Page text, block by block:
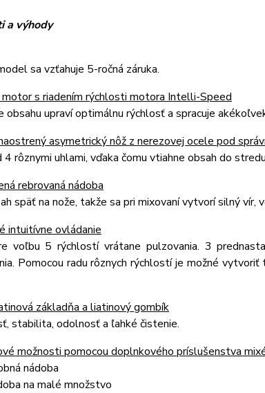
a výhody
sa vzťahuje 5-ročná záruka.
s riadením rýchlosti motora Intelli-Speed
obsahu upraví optimálnu rýchlosť a spracuje
asymetrický nôž z nerezovej ocele pod
4 rôznymi uhlami, vďaka čomu vtiahne obsah do
rebrovaná nádoba
späť na nože, takže sa pri mixovaní vytvorí silný vír,
intuitívne ovládanie
voľbu 5 rýchlostí vrátane pulzovania. 3
Pomocou radu rôznych rýchlostí je možné
základňa a liatinový gombík
stabilita, odolnosť a ľahké čistenie.
možnosti pomocou doplnkového príslušenstva
nádoba
na malé množstvo